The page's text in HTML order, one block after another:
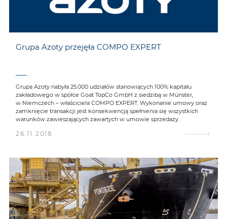
Grupa Azoty przejęła COMPO EXPERT
Grupa Azoty nabyła 25.000 udziałów stanowiących 100% kapitału
zakładowego w spółce Goat TopCo GmbH z siedzibą w Münster,
w Niemczech – właściciela COMPO EXPERT. Wykonanie umowy oraz
zamknięcie transakcji jest konsekwencją spełnienia się wszystkich
warunków zawieszających zawartych w umowie sprzedaży.
26.11.2018